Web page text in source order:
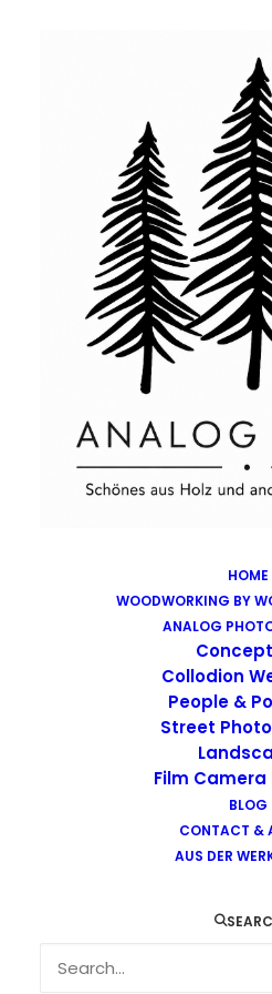
HOME
WOODWORKING BY
ANALOG
Collodion
People &
Street
Film Camera
BLOG
CONTACT &
AUS DER
Images
Images tagged "print"